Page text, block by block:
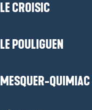
LE CROISIC
LE POULIGUEN
MESQUER-QUIMIAC